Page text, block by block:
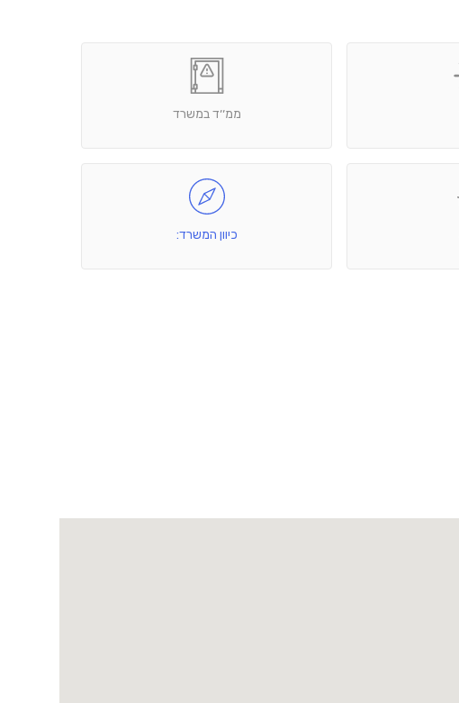
ממ׳׳ד במשרד
כיוון המשרד: